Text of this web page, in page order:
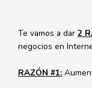
Te vamos a dar 2
negocios en
RAZÓN #1: